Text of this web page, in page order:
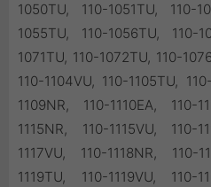
1050TU, 110-1051TU, 110-
1055TU, 110-1056TU, 110-
1071TU, 110-1072TU, 110-
110-1104VU, 110-1105TU,
1109NR, 110-1110EA, 110-
1115NR, 110-1115VU, 110-
1117VU, 110-1118NR, 110-
1119TU, 110-1119VU, 110-